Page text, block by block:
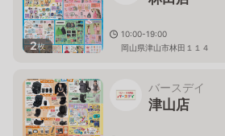
2枚
10:00-19:00
岡山県津山市林田１１４
バースデイ
津山店